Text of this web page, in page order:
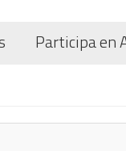
Participa en